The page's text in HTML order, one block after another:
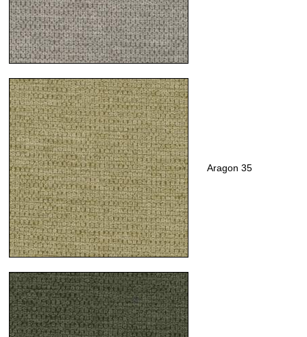
Aragon 35